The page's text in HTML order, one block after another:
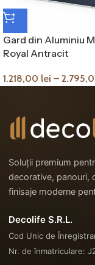
Gard din Aluminiu
Royal Antracit
1.218,00 lei –
Soluții premium
decorative, panouri,
finisaje moderne
Decolife S.R.L.
Cod Unic de
Nr. de înmatriculare: